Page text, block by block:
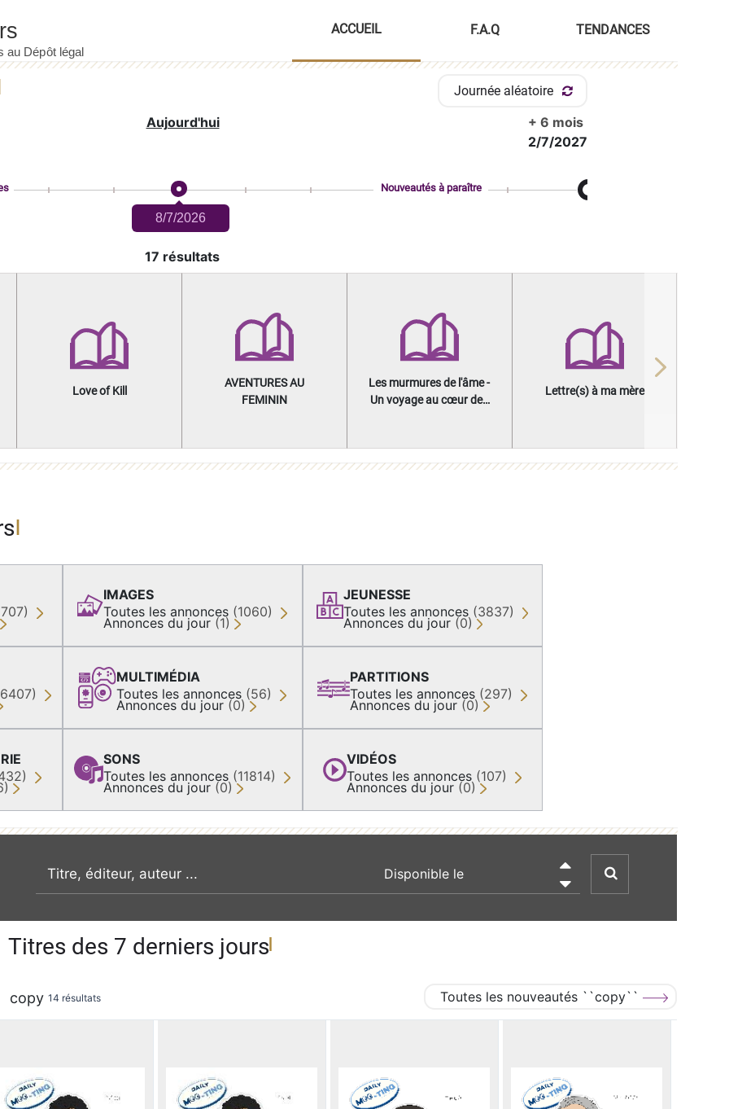
ACCUEIL F.A.Q TENDANCES
Journée aléatoire
Aujourd'hui
+ 6 mois
2/7/2027
8/7/2026
Nouveautés à paraître
17 résultats
Love of Kill
AVENTURES AU
FEMININ
Les murmures de l'âme -
Un voyage au cœur des
Lettre(s) à ma mère
Next
IMAGES
Toutes les annonces (1060)
Annonces du jour (1)
MULTIMÉDIA
Toutes les annonces (56)
Annonces du jour (0)
SONS
Toutes les annonces (11814)
Annonces du jour (0)
JEUNESSE
Toutes les annonces (3837)
Annonces du jour (0)
PARTITIONS
Toutes les annonces (297)
Annonces du jour (0)
VIDÉOS
Toutes les annonces (107)
Annonces du jour (0)
recherche par mot clé

Titres des 7 derniers jours
copy 14 résultats Toutes les nouveautés ``copy``